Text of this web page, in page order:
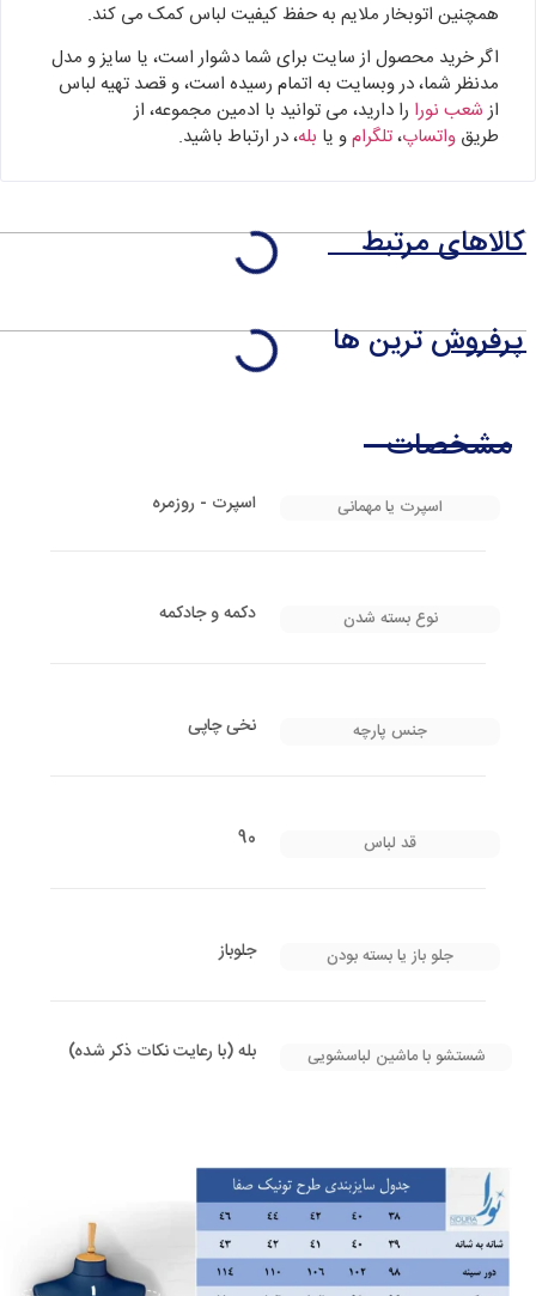
همچنین اتوبخار ملایم به حفظ کیفیت لباس کمک می کند.
اگر خرید محصول از سایت برای شما دشوار است، یا سایز و مدل
مدنظر شما، در وبسایت به اتمام رسیده است، و قصد تهیه لباس
ازشعب نورا را دارید، می توانید با ادمین مجموعه، از
طریق واتساپ،تلگرامو یا بله، در ارتباط باشید.
کالاهای مرتبط
پرفروش ترین ها
مشخصات
اسپرت یا مهمانی اسپرت - روزمره
نوع بسته شدن دکمه و جادکمه
جنس پارچه نخی چاپی
قد لباس 90
جلو باز یا بسته بودن جلوباز
شستشو با ماشین لباسشویی بله (با رعایت نکات ذکر شده)